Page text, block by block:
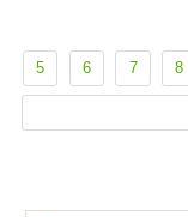
5 6 7 8